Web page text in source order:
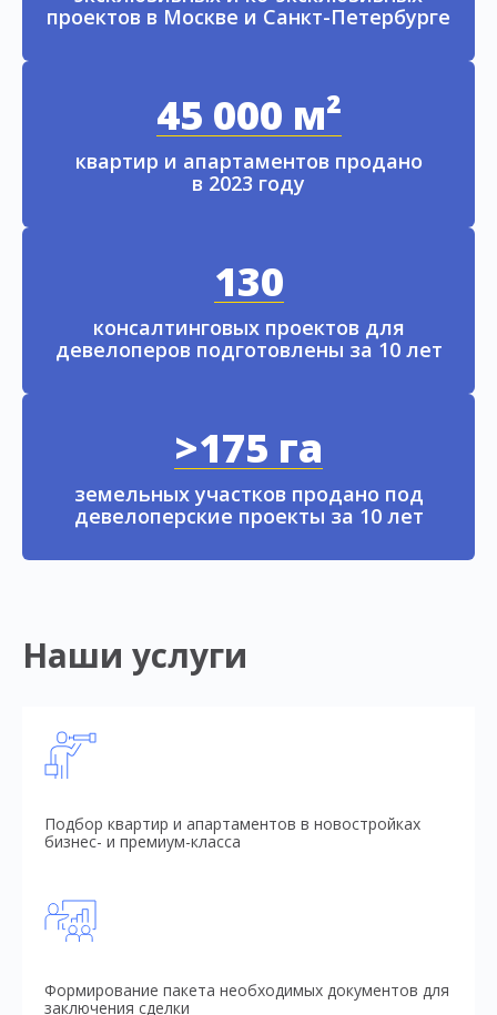
проектов в Москве и Санкт-Петербурге
45 000 м²
квартир и апартаментов продано
в 2023 году
130
консалтинговых проектов для
девелоперов подготовлены за 10 лет
>175 га
земельных участков продано под
девелоперские проекты за 10 лет
Наши услуги
Подбор квартир и апартаментов в новостройках
бизнес- и премиум-класса
Формирование пакета необходимых документов для
заключения сделки